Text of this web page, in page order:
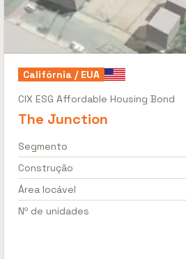
Califórnia / EUA
CIX ESG Affordable Housing Bond
The Junction
Segmento
Construção
Área locável
Nº de unidades